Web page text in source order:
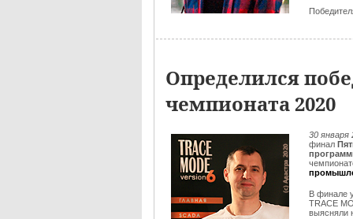
Определился
чемпионата 2020
30 января
финал
В финале
TRACE
выясняли